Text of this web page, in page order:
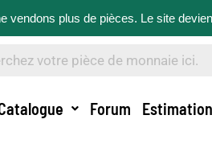
vendons plus de pièces. Le site
Forum Estimation